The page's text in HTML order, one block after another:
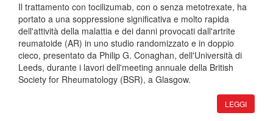
Il trattamento con tocilizumab, con o senza metotrexate, ha
portato a una soppressione significativa e molto rapida
dell'attività della malattia e dei danni provocati dall'artrite
reumatoide (AR) in uno studio randomizzato e in doppio
cieco, presentato da Philip G. Conaghan, dell'Università di
Leeds, durante i lavori dell'meeting annuale della British
Society for Rheumatology (BSR), a Glasgow.
LEGGI